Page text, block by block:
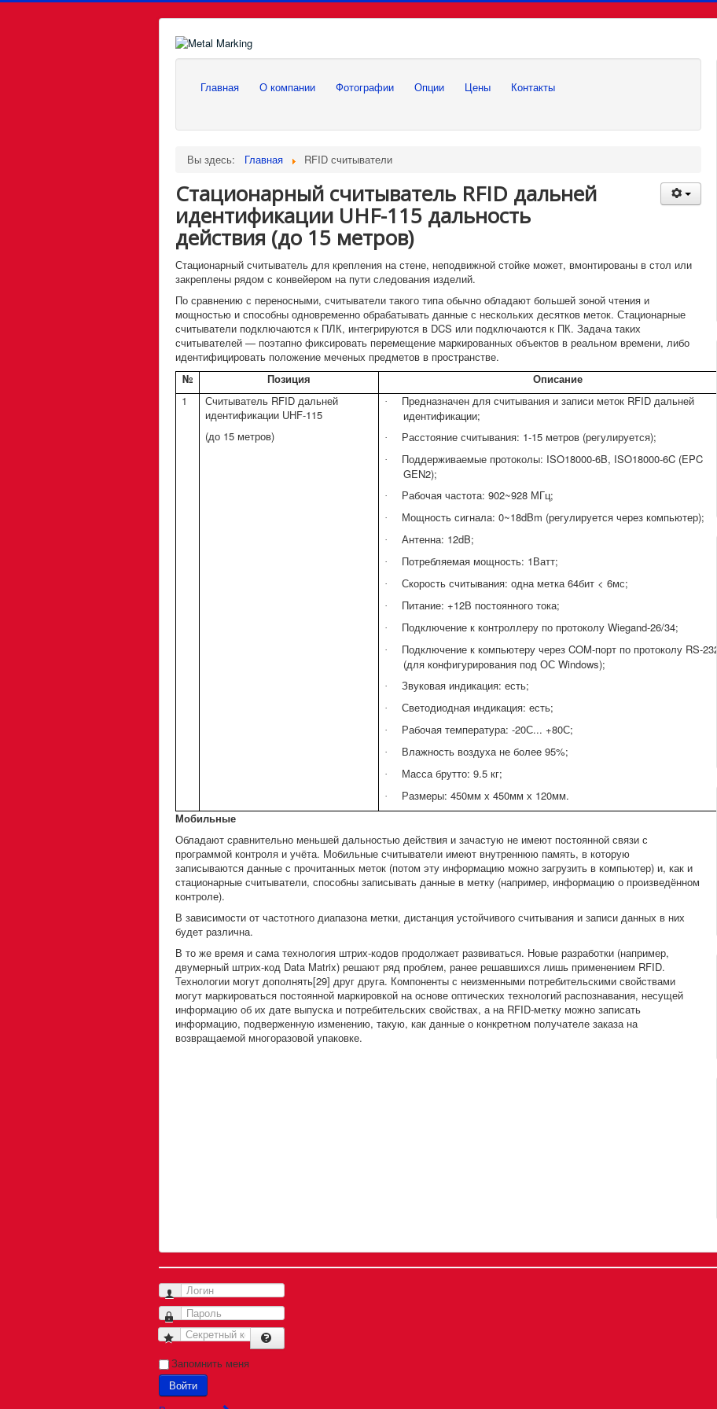
Главная О компании Фотографии Опции Цены Контакты
Вы здесь: Главная RFID считыватели
Стационарный считыватель RFID дальней
идентификации UHF-115 дальность
действия (до 15 метров)
Стационарный считыватель для крепления на стене, неподвижной стойке может, вмонтированы в стол или
закреплены рядом с конвейером на пути следования изделий.
По сравнению с переносными, считыватели такого типа обычно обладают большей зоной чтения и
мощностью и способны одновременно обрабатывать данные с нескольких десятков меток. Стационарные
считыватели подключаются к ПЛК, интегрируются в DCS или подключаются к ПК. Задача таких
считывателей — поэтапно фиксировать перемещение маркированных объектов в реальном времени, либо
идентифицировать положение меченых предметов в пространстве.
№
Позиция
Описание
1
Считыватель RFID дальней
идентификации UHF-115
(до 15 метров)
· Предназначен для считывания и записи меток RFID дальней
идентификации;
· Расстояние считывания: 1-15 метров (регулируется);
·
Поддерживаемые протоколы: ISO18000-6B, ISO18000-6C (EPC
GEN2);
· Рабочая частота: 902~928 МГц;
· Мощность сигнала: 0~18dBm (регулируется через компьютер);
· Антенна: 12dB;
· Потребляемая мощность: 1Ватт;
· Скорость считывания: одна метка 64бит < 6мс;
· Питание: +12В постоянного тока;
· Подключение к контроллеру по протоколу Wiegand-26/34;
· Подключение к компьютеру черезCOM-порт по протоколу RS-232
(для конфигурирования под ОСWindows);
· Звуковая индикация: есть;
· Светодиодная индикация: есть;
· Рабочая температура: -20С... +80С;
· Влажность воздуха не более 95%;
· Масса брутто: 9.5 кг;
·
Размеры: 450мм х 450мм х 120мм.
Мобильные
Обладают сравнительно меньшей дальностью действия и зачастую не имеют постоянной связи с
программой контроля и учёта. Мобильные считыватели имеют внутреннюю память, в которую
записываются данные с прочитанных меток (потом эту информацию можно загрузить в компьютер) и, как и
стационарные считыватели, способны записывать данные в метку (например, информацию о произведённом
контроле).
В зависимости от частотного диапазона метки, дистанция устойчивого считывания и записи данных в них
будет различна.
В то же время и сама технология штрих-кодов продолжает развиваться. Новые разработки (например,
двумерный штрих-код Data Matrix) решают ряд проблем, ранее решавшихся лишь применением RFID.
Технологии могут дополнять[29] друг друга. Компоненты с неизменными потребительскими свойствами
могут маркироваться постоянной маркировкой на основе оптических технологий распознавания, несущей
информацию об их дате выпуска и потребительских свойствах, а на RFID-метку можно записать
информацию, подверженную изменению, такую, как данные о конкретном получателе заказа на
возвращаемой многоразовой упаковке.
Логин
Пароль
Секретный код
Запомнить меня
Войти